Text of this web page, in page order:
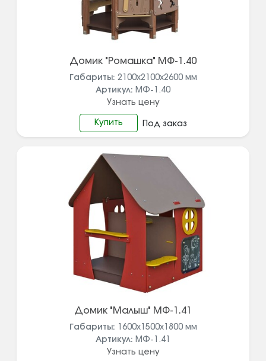
Домик "Ромашка" МФ-1.40
Габариты: 2100х2100х2600 мм
Артикул: МФ-1.40
Узнать цену
Купить Под заказ
Домик "Малыш" МФ-1.41
Габариты: 1600х1500х1800 мм
Артикул: МФ-1.41
Узнать цену